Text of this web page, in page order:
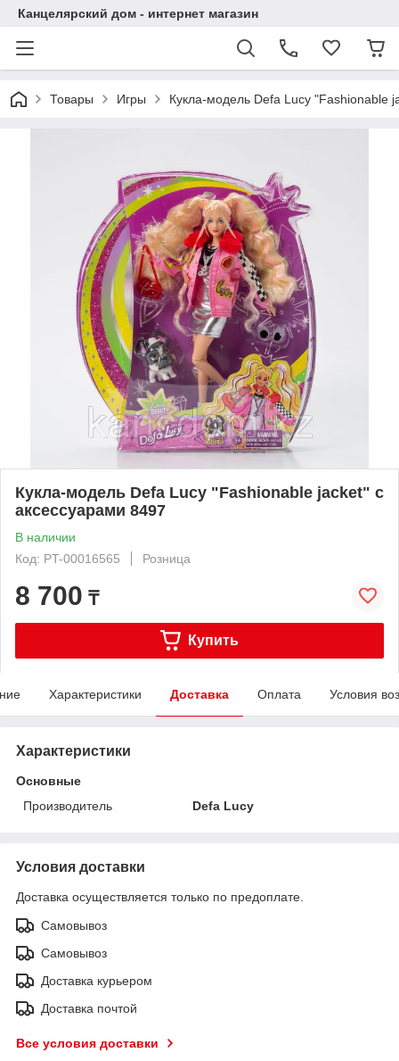
Канцелярский дом - интернет магазин
Товары Игры Кукла-модель Defa Lucy "Fashionable
Кукла-модель Defa Lucy "Fashionable jacket" с
аксессуарами 8497
В наличии
Код: PT-00016565
Розница
8 700 ₸
Купить
Характеристики Доставка Оплата Условия
Характеристики
Основные
Производитель
Defa Lucy
Условия доставки
Доставка осуществляется только по предоплате.
Самовывоз
Самовывоз
Доставка курьером
Доставка почтой
Все условия доставки